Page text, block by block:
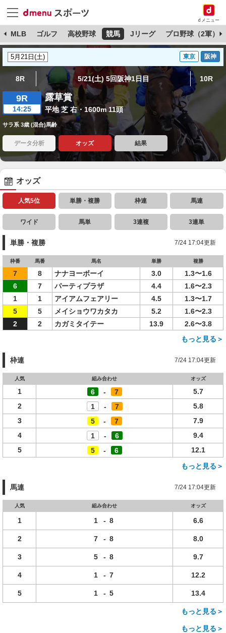
dメニュー
MLB ゴルフ 高校野球 競馬 Jリーグ プロ野球（2軍）
東京 阪神
8R 5/21(土) 5回阪神1日目 10R
9R
14:25
露草賞
平地 芝 右・1600m 11頭
サラ系 3歳 (混合)馬齢
データ分析 オッズ 結果
オッズ
人気5位 単勝・複勝 枠連 馬連
ワイド 馬単 3連複 3連単
単勝・複勝 7/24 17:04更新
枠番 馬番 馬名 単勝 複勝
7 8 ナナヨーボーイ 3.0
1.3〜1.6
6
7 パーティプラザ 4.4
1.6〜2.3
1
1 アイアムフェアリー 4.5
1.3〜1.7
5
5 メイショウワカタカ 5.2
1.6〜2.3
2
2 カガミタイテー 13.9
2.6〜3.8
もっと見る＞
枠連 7/24 17:04更新
人気 組み合わせ オッズ
1 6 - 7
5.7
2
1 - 7
5.8
3
5 - 7
7.9
4
1 - 6
9.4
5
5 - 6
12.1
もっと見る＞
馬連 7/24 17:04更新
人気 組み合わせ オッズ
1 1 - 8 6.6
2 7 - 8 8.0
3 5 - 8 9.7
4 1 - 7 12.2
5 1 - 5 13.4
もっと見る＞
もっと見る＞